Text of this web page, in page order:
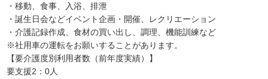
・移動、食事、入浴、排泄
・誕生日会などイベント企画・開催、レクリエーション
・介護記録作成、食材の買い出し、調理、機能訓練など
※社用車の運転をお願いすることがあります。
【要介護度別利用者数（前年度実績）】
要支援2：0人